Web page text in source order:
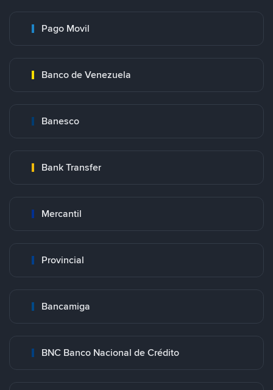
Pago Movil
Banco de Venezuela
Banesco
Bank Transfer
Mercantil
Provincial
Bancamiga
BNC Banco Nacional de Crédito